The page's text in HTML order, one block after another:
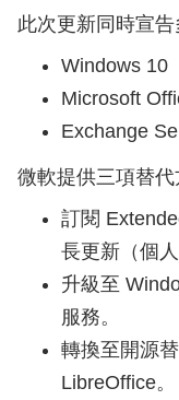
此次更新同時宣告
Windows 10
Microsoft
Exchange
微軟提供三項替代
訂閱
長更新（個
升級至
服務。
轉換至開源
LibreOffice。